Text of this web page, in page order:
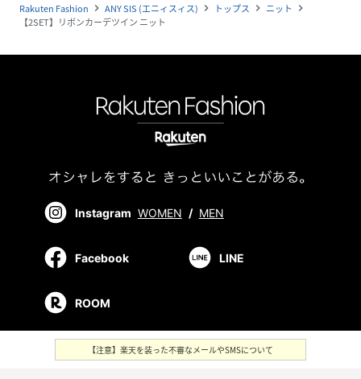
Rakuten Fashion navigate_next ANY SIS (エニィスィス) navigate_next トップス navigate_next ニット navigate_next
【2SET】リボンカーデツイン ニット
Instagram WOMEN / MEN
Facebook LINE
ROOM
【注意】楽天を装った不審なメールやSMSについて